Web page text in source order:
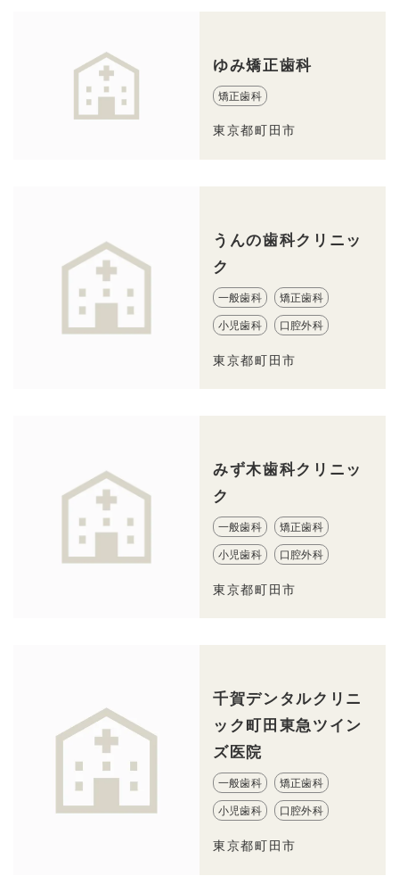
ゆみ矯正歯科
矯正歯科
東京都町田市
うんの歯科クリニッ
ク
一般歯科 矯正歯科
小児歯科 口腔外科
東京都町田市
みず木歯科クリニッ
ク
一般歯科 矯正歯科
小児歯科 口腔外科
東京都町田市
千賀デンタルクリニ
ック町田東急ツイン
ズ医院
一般歯科 矯正歯科
小児歯科 口腔外科
東京都町田市